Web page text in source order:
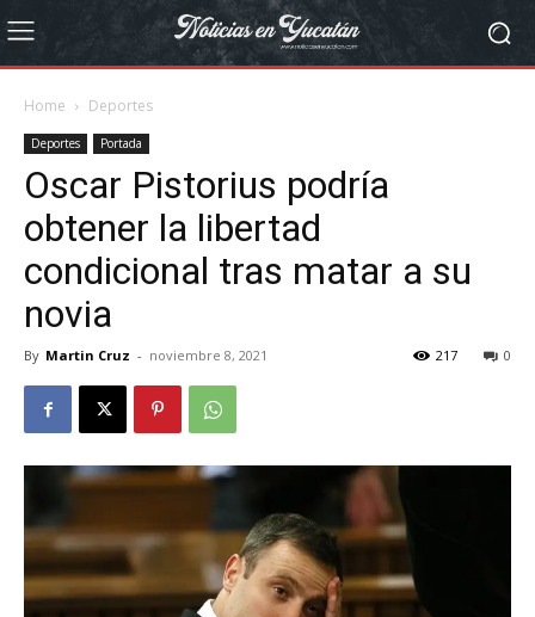
Home Deportes
Deportes Portada
Oscar Pistorius podría
obtener la libertad
condicional tras matar a su
novia
By Martin Cruz - noviembre 8, 2021 0
217